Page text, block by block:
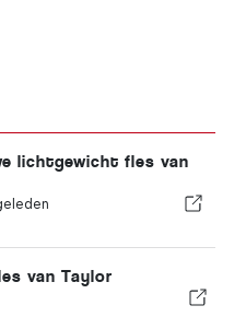
lichtgewicht fles van
van Taylor